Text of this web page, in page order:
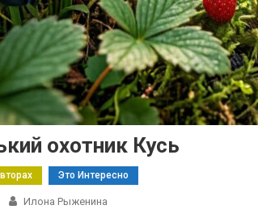
охотник Кусь
Это Интересно
Илона Рыженина